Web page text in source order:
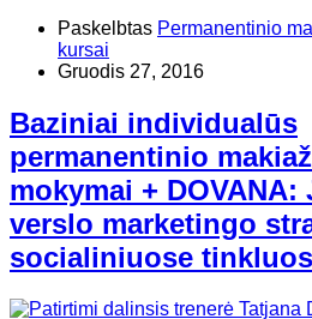
Paskelbtas Permanentinio
kursai
Gruodis 27, 2016
Baziniai individualūs
permanentinio
mokymai + DOVANA:
verslo marketingo
socialiniuose